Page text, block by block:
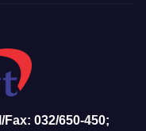
032/650-450;